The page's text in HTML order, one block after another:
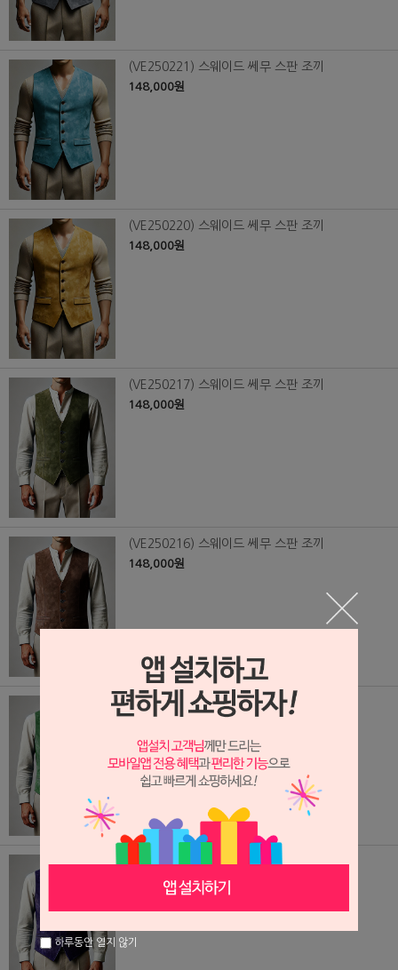
(VE250221) 스웨이드 쎄무 스판 조끼
148,000원
(VE250220) 스웨이드 쎄무 스판 조끼
148,000원
(VE250217) 스웨이드 쎄무 스판 조끼
148,000원
(VE250216) 스웨이드 쎄무 스판 조끼
148,000원
(VE250215) 스웨이드 쎄무 스판 조끼
(VE250214) 스웨이드 쎄무 스판 조끼
148,000원
하루동안 열지 않기